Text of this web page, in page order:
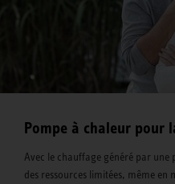
Pompe à chaleur pour
Avec le chauffage généré par une
des ressources limitées, même